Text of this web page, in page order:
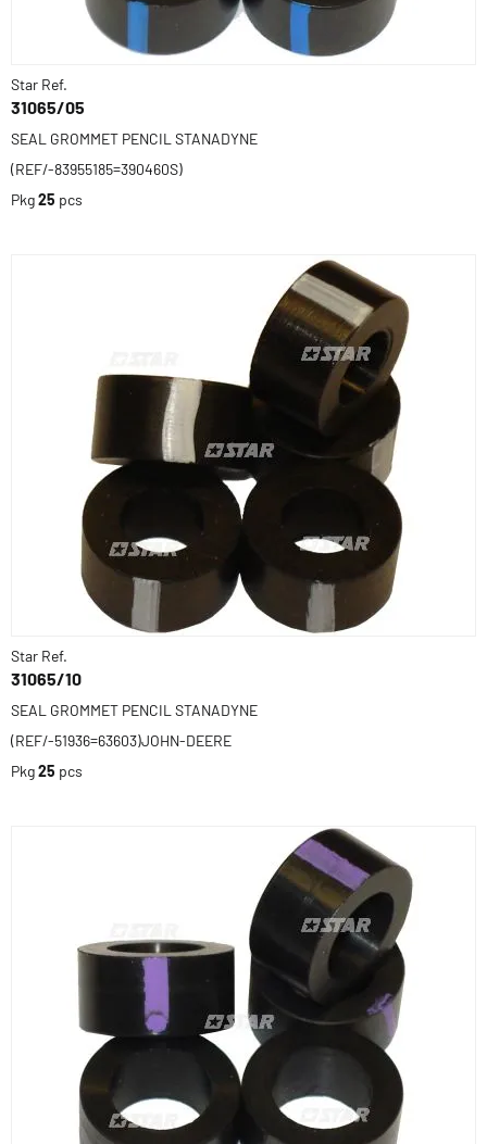
Star Ref.
31065/05
SEAL GROMMET PENCIL STANADYNE
(REF/-83955185=390460S)
Pkg25 pcs
Star Ref.
31065/10
SEAL GROMMET PENCIL STANADYNE
(REF/-51936=63603)JOHN-DEERE
Pkg25 pcs